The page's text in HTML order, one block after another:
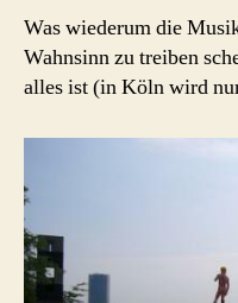
Was wiederum die
Wahnsinn zu treiben
alles ist (in Köln wird